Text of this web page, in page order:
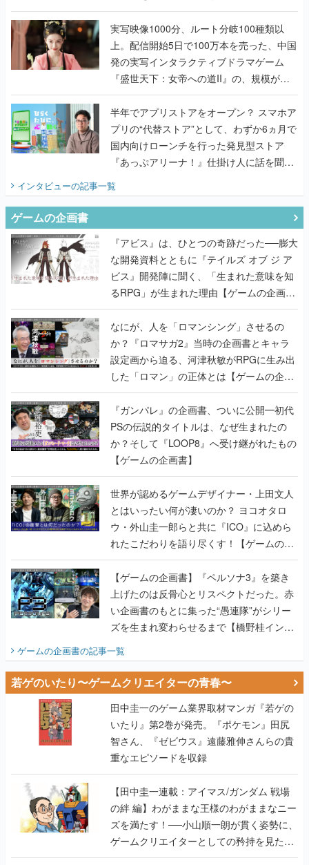
『TATSUJIN EXTREME』で初タッグを組
んだレジェンド2人に訊く開発秘話
実写映像1000分、ルート分岐100種類以
上。配信開始5日で100万本を売った、中国
発の実写インタラクティブドラマゲーム
『盛世天下：女帝への道II』の、規模が違
うこだわりをプロデューサーに聞いた
半年でアプリストアをオープン？ スマホア
プリの“代替ストア”として、わずか6ヵ月で
国内向けローンチを行った発見型ストア
『あっぷアリーナ！』仕掛け人に話を聞い
インタビューの記事一覧
ゲームの企画書
『アビス』は、ひとつの奇跡だった──膨大
な開発資料とともに『テイルズ オブ ジ ア
ビス』開発陣に聞く、「生まれた意味を知
るRPG」が生まれた理由【ゲームの企画
書】
なにが、人を「ロマンシング」させるの
か？『ロマサガ2』当時の企画書とキャラ
設定画から迫る、河津秋敏がRPGに生み出
した「ロマン」の正体とは【ゲームの企画
書】
『ガンパレ』の企画書、ついに公開━初代
PSの伝説的タイトルは、なぜ生まれたの
か？そして『LOOP8』へ受け継がれたもの
【ゲームの企画書】
世界が認めるゲームデザイナー・上田文人
とはいったい何が凄いのか？ ヨコオタロ
ウ・外山圭一郎らと共に『ICO』に込めら
れたこだわりを語り尽くす！【ゲームの企
画書】
【ゲームの企画書】『ペルソナ3』を築き
上げたのは反骨心とリスペクトだった。赤
い企画書のもとに集った“愚連隊”がシリー
ズを生まれ変わらせるまで【橋野桂インタ
ゲームの企画書の記事一覧
若ゲのいたり〜ゲームクリエイターの青春〜
田中圭一のゲーム業界取材マンガ『若ゲの
いたり』第2巻が発売。『ポケモン』田尻
智さん、『ゼビウス』遠藤雅伸さんらの貴
重なエピソードを収録
【田中圭一連載：アイマス/ガンダム 戦場
の絆 編】わがままな王様のわがままなニー
ズを満たす！──小山順一朗が貫く姿勢に、
ゲームクリエイターとしての矜持を見た
【若ゲのいたり最終回】